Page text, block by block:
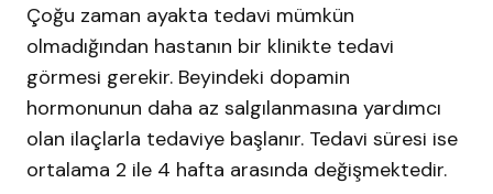
Çoğu zaman ayakta tedavi mümkün
olmadığından hastanın bir klinikte tedavi
görmesi gerekir. Beyindeki dopamin
hormonunun daha az salgılanmasına yardımcı
olan ilaçlarla tedaviye başlanır. Tedavi süresi ise
ortalama 2 ile 4 hafta arasında değişmektedir.